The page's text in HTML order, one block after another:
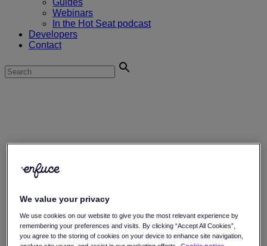
Guides
Webinars
In the Hot Seat podcast
Developers
Contact
EV charge card
Prepaid card
E2 Dual PAN card
First Aid card
We value your privacy
We use cookies on our website to give you the most relevant experience by
remembering your preferences and visits. By clicking “Accept All Cookies”,
you agree to the storing of cookies on your device to enhance site navigation,